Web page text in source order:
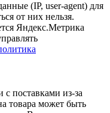
(IP, user-agent) для
от них нельзя.
Яндекс.Метрика
поставками из-за
товара может быть